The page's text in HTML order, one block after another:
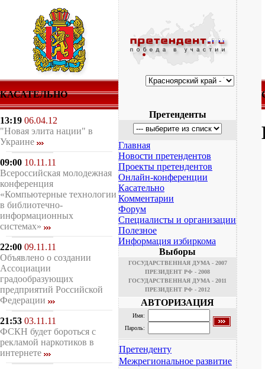
КАСАТЕЛЬНО
13:19 06.04.12
"Новая элита нации" в
Украине
09:00 10.11.11
Всероссийская молодежная
конференция
«Компьютерные технологии
в библиотечно-
информационных
системах»
22:00 09.11.11
Объявлено о создании
Ассоциации
градообразующих
предприятий Российской
Федерации
21:53 03.11.11
ФСКН будет бороться с
рекламой наркотиков в
интернете
Претенденты
Главная
Новости претендентов
Проекты претендентов
Онлайн-конференции
Касательно
Комментарии
Форум
Специалисты и организации
Полезное
Информация избиркома
Выборы
ГОСУДАРСТВЕННАЯ ДУМА - 2007
ПРЕЗИДЕНТ РФ - 2008
ГОСУДАРСТВЕННАЯ ДУМА - 2011
ПРЕЗИДЕНТ РФ - 2012
АВТОРИЗАЦИЯ
Имя:
Пароль:
Претенденту
Межрегиональное развитие